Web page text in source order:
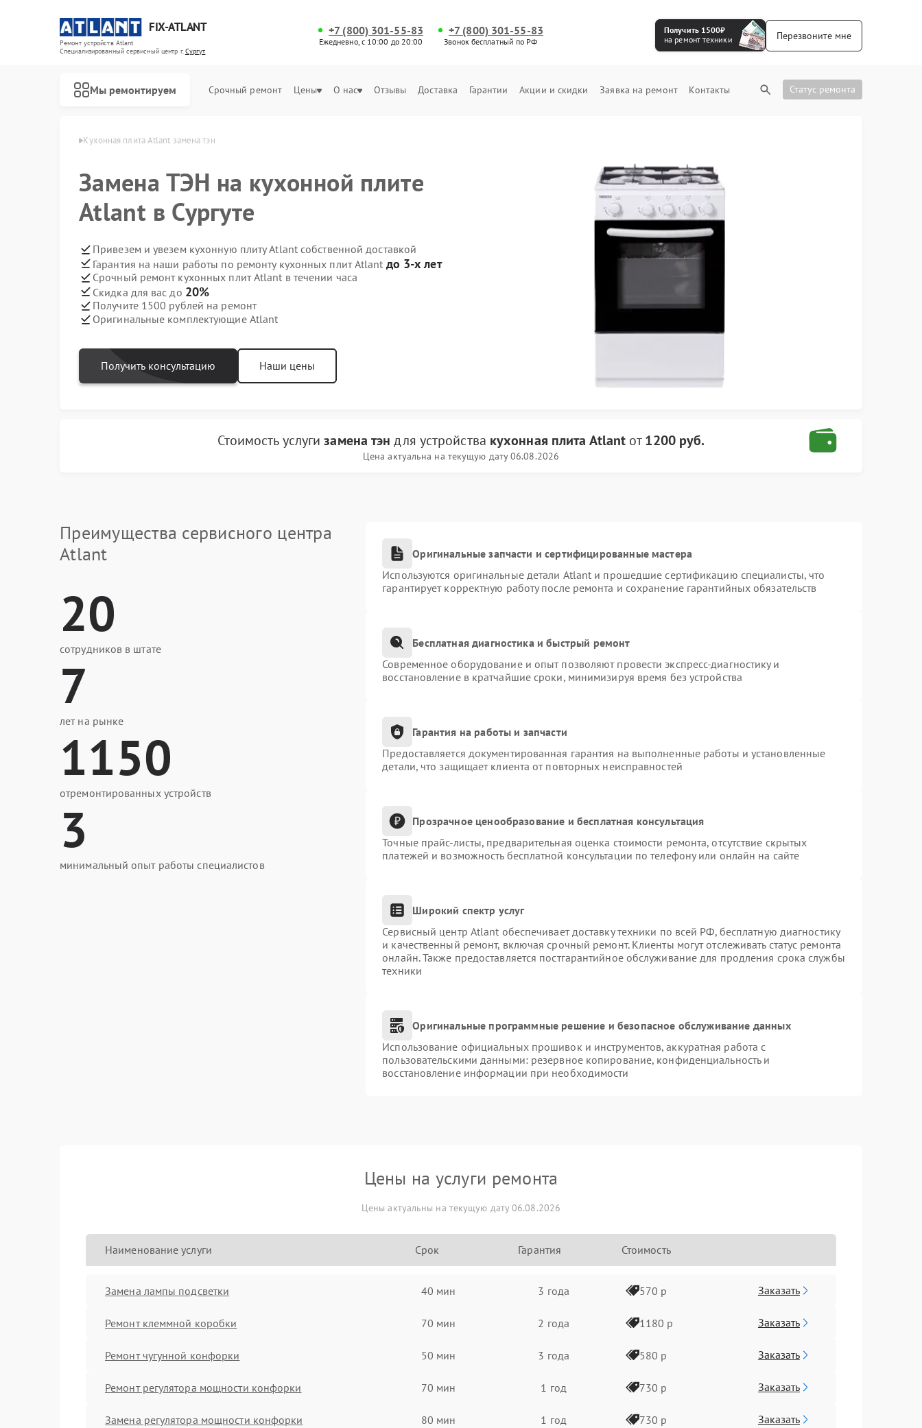
FIX-ATLANT
Ремонт устройств Atlant
Специализированный cервисный центр г.Сургут
+7 (800) 301-55-83
Ежедневно, с 10:00 до 20:00
+7 (800) 301-55-83
Звонок бесплатный по РФ
Получить 1500₽
на ремонт техники
Перезвоните мне
Мы ремонтируем Срочный ремонт Цены О нас Отзывы Доставка Гарантии Акции и скидки Заявка на ремонт Контакты Статус ремонта
Atlant в Сургуте Кухонная плита Atlant замена тэн
Замена ТЭН на кухонной плите
Atlant в Сургуте
Привезем и увезем кухонную плиту Atlant собственной доставкой
Гарантия на наши работы по ремонту кухонных плит Atlant до 3-х лет
Срочный ремонт кухонных плит Atlant в течении часа
Скидка для вас до 20%
Получите 1500 рублей на ремонт
Оригинальные комплектующие Atlant
Получить консультацию Наши цены
Стоимость услугизамена тэн для устройства кухонная плита Atlant от1200 руб.
Цена актуальна на текущую дату 06.08.2026
Преимущества сервисного центра
Atlant
20
сотрудников в штате
7
лет на рынке
1150
отремонтированных устройств
3
минимальный опыт работы специалистов
Оригинальные запчасти и сертифицированные мастера
Используются оригинальные детали Atlant и прошедшие сертификацию специалисты, что
гарантирует корректную работу после ремонта и сохранение гарантийных обязательств
Бесплатная диагностика и быстрый ремонт
Современное оборудование и опыт позволяют провести экспресс-диагностику и
восстановление в кратчайшие сроки, минимизируя время без устройства
Гарантия на работы и запчасти
Предоставляется документированная гарантия на выполненные работы и установленные
детали, что защищает клиента от повторных неисправностей
Прозрачное ценообразование и бесплатная консультация
Точные прайс-листы, предварительная оценка стоимости ремонта, отсутствие скрытых
платежей и возможность бесплатной консультации по телефону или онлайн на сайте
Широкий спектр услуг
Сервисный центр Atlant обеспечивает доставку техники по всей РФ, бесплатную диагностику
и качественный ремонт, включая срочный ремонт. Клиенты могут отслеживать статус ремонта
онлайн. Также предоставляется постгарантийное обслуживание для продления срока службы
техники
Оригинальные программные решение и безопасное обслуживание данных
Использование официальных прошивок и инструментов, аккуратная работа с
пользовательскими данными: резервное копирование, конфиденциальность и
восстановление информации при необходимости
Цены на услуги ремонта
Цены актуальны на текущую дату 06.08.2026
Наименование услуги Срок Гарантия Стоимость
Замена лампы подсветки 40 мин 3 года 570 р Заказать
Ремонт клеммной коробки 70 мин 2 года 1180 р Заказать
Ремонт чугунной конфорки 50 мин 3 года 580 р Заказать
Ремонт регулятора мощности конфорки 70 мин 1 год 730 р Заказать
Замена регулятора мощности конфорки 80 мин 1 год 730 р Заказать